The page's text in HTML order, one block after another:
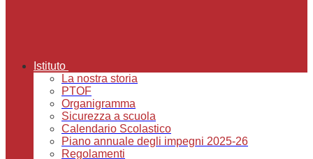
Istituto
La nostra storia
PTOF
Organigramma
Sicurezza a scuola
Calendario Scolastico
Piano annuale degli impegni 2025-26
Regolamenti